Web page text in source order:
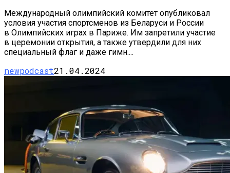
Международный олимпийский комитет опубликовал
условия участия спортсменов из Беларуси и России
в Олимпийских играх в Париже. Им запретили участие
в церемонии открытия, а также утвердили для них
специальный флаг и даже гимн....
newpodcast21.04.2024